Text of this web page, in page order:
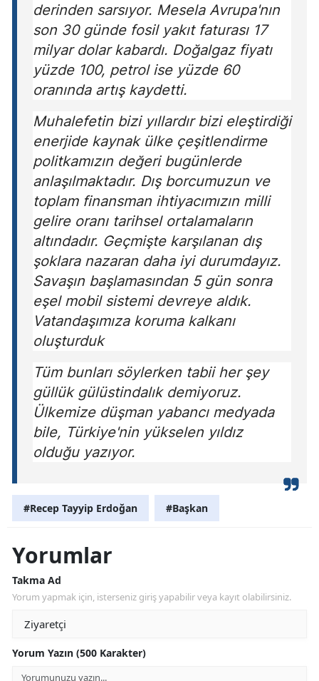
derinden sarsıyor. Mesela Avrupa'nın
son 30 günde fosil yakıt faturası 17
milyar dolar kabardı. Doğalgaz fiyatı
yüzde 100, petrol ise yüzde 60
oranında artış kaydetti.
Muhalefetin bizi yıllardır bizi eleştirdiği
enerjide kaynak ülke çeşitlendirme
politkamızın değeri bugünlerde
anlaşılmaktadır. Dış borcumuzun ve
toplam finansman ihtiyacımızın milli
gelire oranı tarihsel ortalamaların
altındadır. Geçmişte karşılanan dış
şoklara nazaran daha iyi durumdayız.
Savaşın başlamasından 5 gün sonra
eşel mobil sistemi devreye aldık.
Vatandaşımıza koruma kalkanı
oluşturduk
Tüm bunları söylerken tabii her şey
güllük gülüstindalık demiyoruz.
Ülkemize düşman yabancı medyada
bile, Türkiye'nin yükselen yıldız
olduğu yazıyor.
#Recep Tayyip Erdoğan #Başkan
Yorumlar
Takma Ad
Yorum yapmak için, isterseniz giriş yapabilir veya kayıt olabilirsiniz.
Yorum Yazın (500 Karakter)